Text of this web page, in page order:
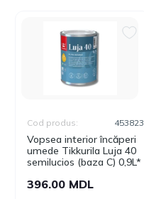
Vopsea interior încăperi
umede Tikkurila Luja 40
semilucios (baza C) 0,9L*
Cod produs: 453823
396.00 MDL